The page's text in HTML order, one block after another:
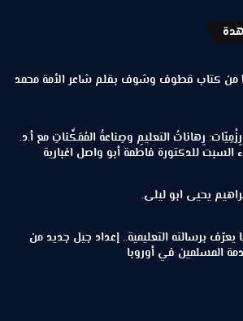
من كتاب قطوف وشوف بقلم شاعر الأمة محمد
رِهاناتُ التعليمِ وصِناعةُ المُمَكِّناتِ مع أ.د.
للدكتورة فاطمة أبو واصل اغبارية
يحيى ابو ليلى.
برسالته التعليمية.. إعداد جيل جديد من
المسلمين في أوروبا